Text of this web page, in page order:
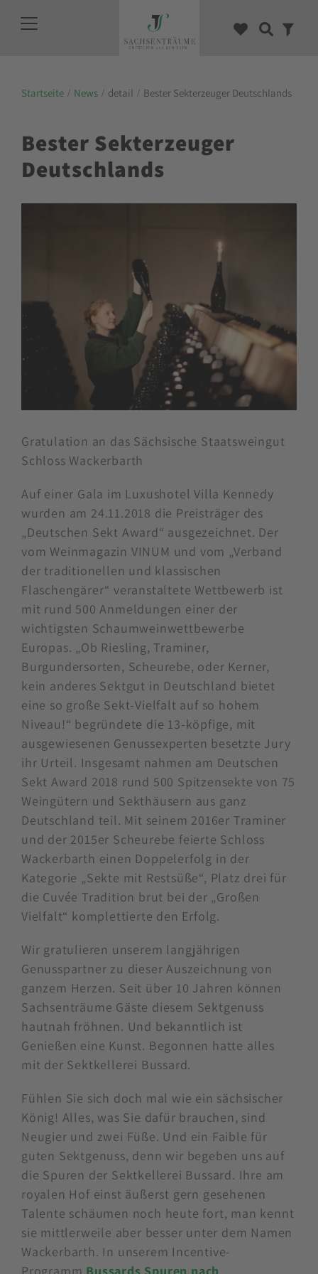
Startseite News detail Bester Sekterzeuger Deutschlands
Bester Sekterzeuger
Deutschlands
Gratulation an das Sächsische Staatsweingut
Schloss Wackerbarth
Auf einer Gala im Luxushotel Villa Kennedy
wurden am 24.11.2018 die Preisträger des
„Deutschen Sekt Award“ ausgezeichnet. Der
vom Weinmagazin VINUM und vom „Verband
der traditionellen und klassischen
Flaschengärer“ veranstaltete Wettbewerb ist
mit rund 500 Anmeldungen einer der
wichtigsten Schaumweinwettbewerbe
Europas. „Ob Riesling, Traminer,
Burgundersorten, Scheurebe, oder Kerner,
kein anderes Sektgut in Deutschland bietet
eine so große Sekt-Vielfalt auf so hohem
Niveau!“ begründete die 13-köpfige, mit
ausgewiesenen Genussexperten besetzte Jury
ihr Urteil. Insgesamt nahmen am Deutschen
Sekt Award 2018 rund 500 Spitzensekte von 75
Weingütern und Sekthäusern aus ganz
Deutschland teil. Mit seinem 2016er Traminer
und der 2015er Scheurebe feierte Schloss
Wackerbarth einen Doppelerfolg in der
Kategorie „Sekte mit Restsüße“, Platz drei für
die Cuvée Tradition brut bei der „Großen
Vielfalt“ komplettierte den Erfolg.
Wir gratulieren unserem langjährigen
Genusspartner zu dieser Auszeichnung von
ganzem Herzen. Seit über 10 Jahren können
Sachsenträume Gäste diesem Sektgenuss
hautnah fröhnen. Und bekanntlich ist
Genießen eine Kunst. Begonnen hatte alles
mit der Sektkellerei Bussard.
Fühlen Sie sich doch mal wie ein sächsischer
König! Alles, was Sie dafür brauchen, sind
Neugier und zwei Füße. Und ein Faible für
guten Sektgenuss, denn wir begeben uns auf
die Spuren der Sektkellerei Bussard. Ihre am
royalen Hof einst äußerst gern gesehenen
Talente schäumen noch heute fort, man kennt
sie mittlerweile aber besser unter dem Namen
Wackerbarth. In unserem Incentive-